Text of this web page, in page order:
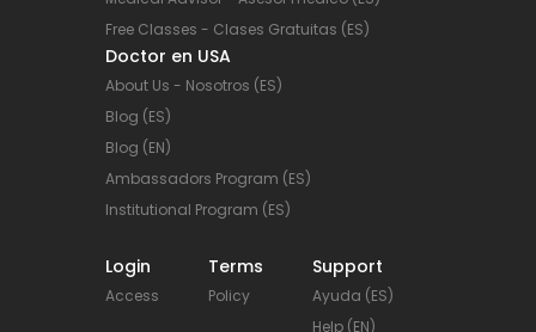
Free Classes - Clases Gratuitas (ES)
Doctor en USA
About Us - Nosotros (ES)
Blog (ES)
Blog (EN)
Ambassadors Program (ES)
Institutional Program (ES)
Login
Access
Terms
Policy
Support
Ayuda (ES)
Help (EN)